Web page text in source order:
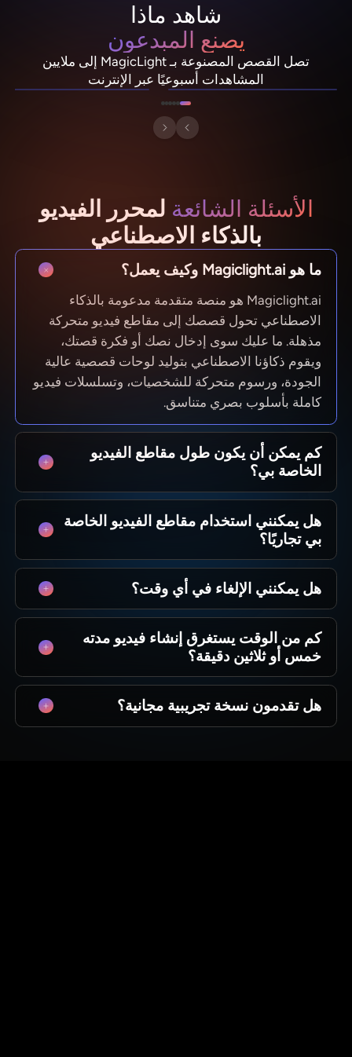
شاهد ماذا
يصنع المبدعون
تصل القصص المصنوعة بـ MagicLight إلى ملايين
المشاهدات أسبوعيًا عبر الإنترنت
NebulaDrifter
ليو "سبارك" فانس
PixelRonin
مومو الفطر
الأسئلة الشائعة لمحرر الفيديو
بالذكاء الاصطناعي
ما هو Magiclight.ai وكيف يعمل؟
Magiclight.ai هو منصة متقدمة مدعومة بالذكاء
الاصطناعي تحول قصصك إلى مقاطع فيديو متحركة
مذهلة. ما عليك سوى إدخال نصك أو فكرة قصتك،
ويقوم ذكاؤنا الاصطناعي بتوليد لوحات قصصية عالية
الجودة، ورسوم متحركة للشخصيات، وتسلسلات فيديو
كاملة بأسلوب بصري متناسق.
كم يمكن أن يكون طول مقاطع الفيديو
الخاصة بي؟
من مقاطع سريعة لوسائل التواصل الاجتماعي إلى
حلقات كاملة مدتها 50 دقيقة. تم تحسين MagicLight
لسرد القصص الطويلة، مع الحفاظ على اتساق
الشخصيات عبر المشاهد حتى تتمكن من إنتاج سرد
كامل دون حدود تقنية.
هل يمكنني استخدام مقاطع الفيديو الخاصة
بي تجاريًا؟
نعم! أنت تملك 100% من المحتوى الذي تنشئه. سواء
بتشغيل إعلانات، أو تبيع دورات تدريبية، فلديك حقوق
تجارية كاملة لكل فيديو يتم إنشاؤه باستخدام خططنا
المدفوعة.
هل يمكنني الإلغاء في أي وقت؟
بالتأكيد. نحن نؤمن بالحرية الإبداعية، وليس العقود
الملزمة. يمكنك إدارة اشتراكك مباشرة من لوحة
التحكم الخاصة بك والإلغاء متى شئت — بدون رسوم
خفية، ولا مشاعر مجروحة.
كم من الوقت يستغرق إنشاء فيديو مدته
خمس أو ثلاثين دقيقة؟
دقائق، وليس شهورًا. بينما تستغرق الرسوم المتحركة
التقليدية أسابيع، يولد MagicLight قصة عالية الجودة
مدتها 5 دقائق في حوالي الوقت الذي تستغرقه لشرب
هل تقدمون نسخة تجريبية مجانية؟